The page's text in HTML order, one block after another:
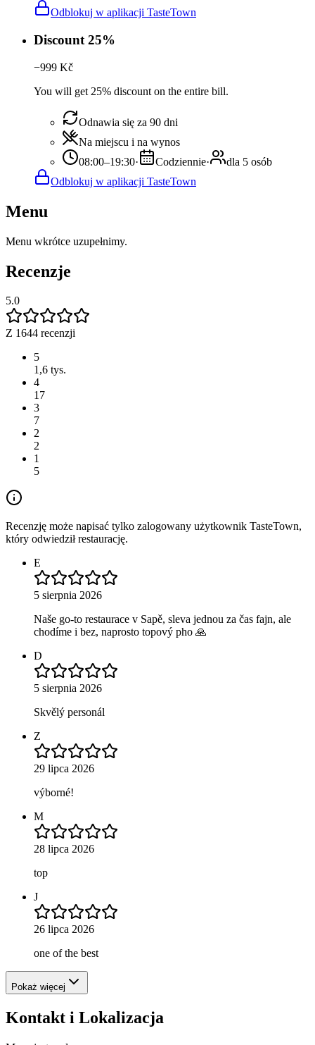
Odblokuj w aplikacji TasteTown
Discount 25%
−999 Kč
You will get 25% discount on the entire bill.
Odnawia się za 90 dni
Na miejscu i na wynos
08:00–19:30· Codziennie·
dla 5 osób
Odblokuj w aplikacji TasteTown
Menu
Menu wkrótce uzupełnimy.
Recenzje
5.0
Z 1644 recenzji
5
1,6 tys.
4
17
3
7
2
2
1
5
Recenzję może napisać tylko zalogowany użytkownik TasteTown,
który odwiedził restaurację.
E
5 sierpnia 2026
Naše go-to restaurace v Sapě, sleva jednou za čas fajn, ale
chodíme i bez, naprosto topový pho 🙏
D
5 sierpnia 2026
Skvělý personál
Z
29 lipca 2026
výborné!
M
28 lipca 2026
top
J
26 lipca 2026
one of the best
Pokaż więcej
Kontakt i Lokalizacja